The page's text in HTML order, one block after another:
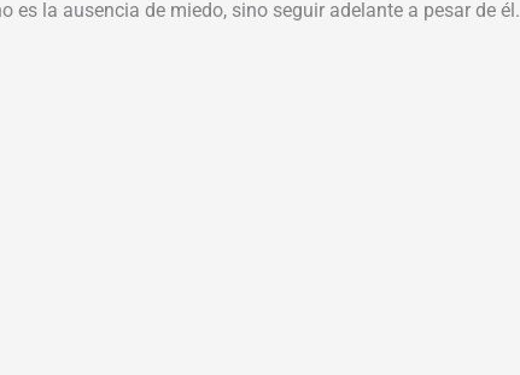
la ausencia de miedo, sino seguir adelante a pesar de él.